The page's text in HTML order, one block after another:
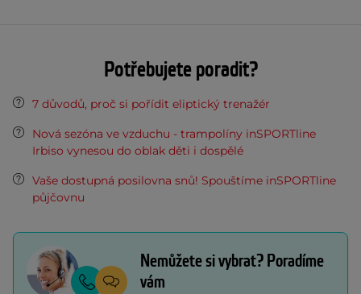
Potřebujete poradit?
7 důvodů, proč si pořídit eliptický trenažér
Nová sezóna ve vzduchu - trampolíny inSPORTline
Irbiso vynesou do oblak děti i dospělé
Vaše dostupná posilovna snů! Spouštíme inSPORTline
půjčovnu
Nemůžete si vybrat? Poradíme
vám